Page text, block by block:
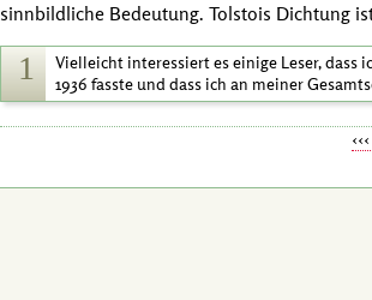
sinnbildliche Bedeutung. Tolstois Dichtung
1
Vielleicht interessiert es einige Leser, dass
1936 fasste und dass ich an meiner